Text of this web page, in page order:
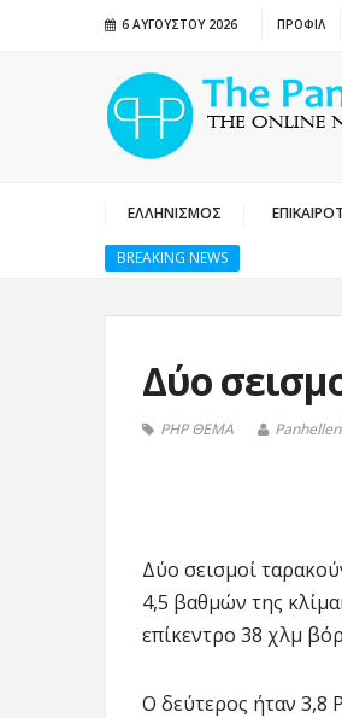
6 ΑΥΓΟΎΣΤΟΥ 2026 ΠΡΟΦΙΛ
ΕΛΛΗΝΙΣΜΟΣ
BREAKING NEWS
Δύο
PHP ΘΕΜΑ
Δύο σεισμοί
4,5 βαθμών της
επίκεντρο 38 χλμ
Ο δεύτερος ήταν 3,8